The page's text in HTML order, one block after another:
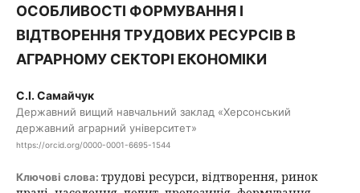
ОСОБЛИВОСТІ ФОРМУВАННЯ І
ВІДТВОРЕННЯ ТРУДОВИХ РЕСУРСІВ В
АГРАРНОМУ СЕКТОРІ ЕКОНОМІКИ
С.І. Самайчук
Державний вищий навчальний заклад «Херсонський
державний аграрний університет»
https://orcid.org/0000-0001-6695-1544
Ключові слова: трудові ресурси, відтворення, ринок